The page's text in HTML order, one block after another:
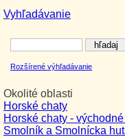
Vyhľadávanie
Rozšírené výhľadávanie
Okolité oblasti
Horské chaty
Horské chaty -
Smolník a Smolnícka